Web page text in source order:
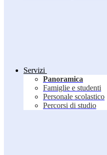
Servizi
Panoramica
Famiglie e studenti
Personale scolastico
Percorsi di studio